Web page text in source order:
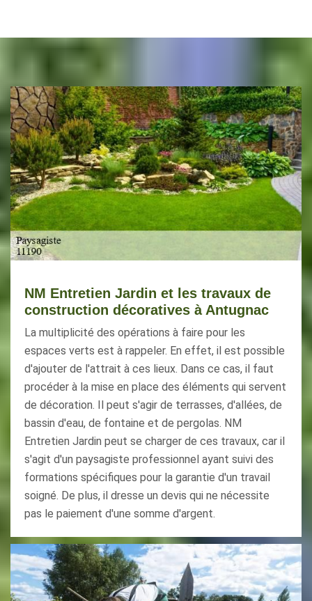
NM Entretien Jardin et les travaux de
construction décoratives à Antugnac
La multiplicité des opérations à faire pour les
espaces verts est à rappeler. En effet, il est possible
d'ajouter de l'attrait à ces lieux. Dans ce cas, il faut
procéder à la mise en place des éléments qui servent
de décoration. Il peut s'agir de terrasses, d'allées, de
bassin d'eau, de fontaine et de pergolas. NM
Entretien Jardin peut se charger de ces travaux, car il
s'agit d'un paysagiste professionnel ayant suivi des
formations spécifiques pour la garantie d'un travail
soigné. De plus, il dresse un devis qui ne nécessite
pas le paiement d'une somme d'argent.